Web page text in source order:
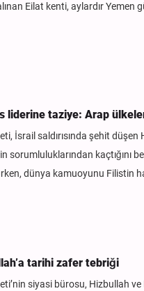
Eilat kenti, aylardır
liderine taziye: Arap
İsrail saldırısında şehit
sorumluluklarından kaçtığını
dünya kamuoyunu Filistin
tarihi zafer tebriği
siyasi bürosu, Hizbullah ve